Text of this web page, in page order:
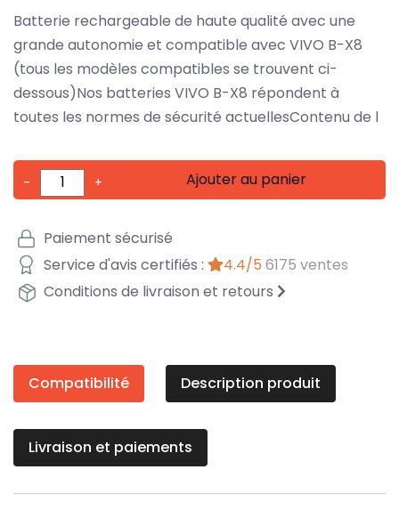
Batterie rechargeable de haute qualité avec une
grande autonomie et compatible avec VIVO B-X8
(tous les modèles compatibles se trouvent ci-
dessous)Nos batteries VIVO B-X8 répondent à
toutes les normes de sécurité actuellesContenu de l
- + Ajouter au panier
Paiement sécurisé
Service d'avis certifiés :
4.4/5 6175 ventes
Conditions de livraison et retours
Compatibilité Description produit
Livraison et paiements